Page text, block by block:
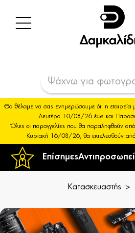
Επίσημες
Θα θέλαμε να σας ενημερώσουμε ότι η εταιρεία
Δευτέρα 10/08/26 έως και
Όλες οι παραγγελίες που θα παραληφθούν
Κυριακή 16/08/26, θα εκτελεσθούν
Κατασκευαστής